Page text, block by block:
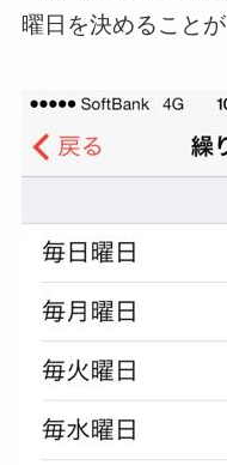
曜日を決めることが